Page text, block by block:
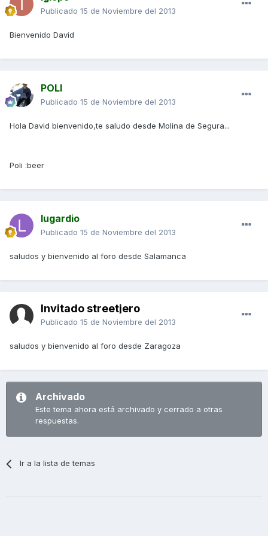
Publicado 15 de Noviembre del 2013
Bienvenido David
POLI
Publicado 15 de Noviembre del 2013
Hola David bienvenido,te saludo desde Molina de Segura...
Poli :beer
lugardio
Publicado 15 de Noviembre del 2013
saludos y bienvenido al foro desde Salamanca
Invitado streetjero
Publicado 15 de Noviembre del 2013
saludos y bienvenido al foro desde Zaragoza
Archivado
Este tema ahora está archivado y cerrado a otras
respuestas.
Ir a la lista de temas